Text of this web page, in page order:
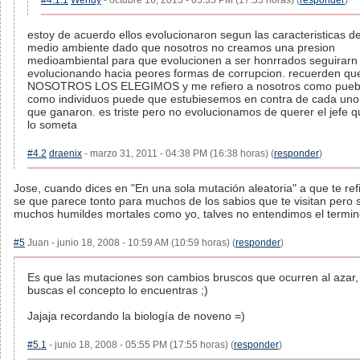
estoy de acuerdo ellos evolucionaron segun las caracteristicas
medio ambiente dado que nosotros no creamos una presion
medioambiental para que evolucionen a ser honrrados seguirarn
evolucionando hacia peores formas de corrupcion. recuerden
NOSOTROS LOS ELEGIMOS y me refiero a nosotros como
como individuos puede que estubiesemos en contra de cada
que ganaron. es triste pero no evolucionamos de querer el jefe
lo someta
#4.2 draenix - marzo 31, 2011 - 04:38 PM (16:38 horas) (responder)
Jose, cuando dices en "En una sola mutación aleatoria" a que te
se que parece tonto para muchos de los sabios que te visitan pero
muchos humildes mortales como yo, talves no entendimos el
#5 Juan - junio 18, 2008 - 10:59 AM (10:59 horas) (responder)
Es que las mutaciones son cambios bruscos que ocurren al
buscas el concepto lo encuentras ;)
Jajaja recordando la biología de noveno =)
#5.1 - junio 18, 2008 - 05:55 PM (17:55 horas) (responder)